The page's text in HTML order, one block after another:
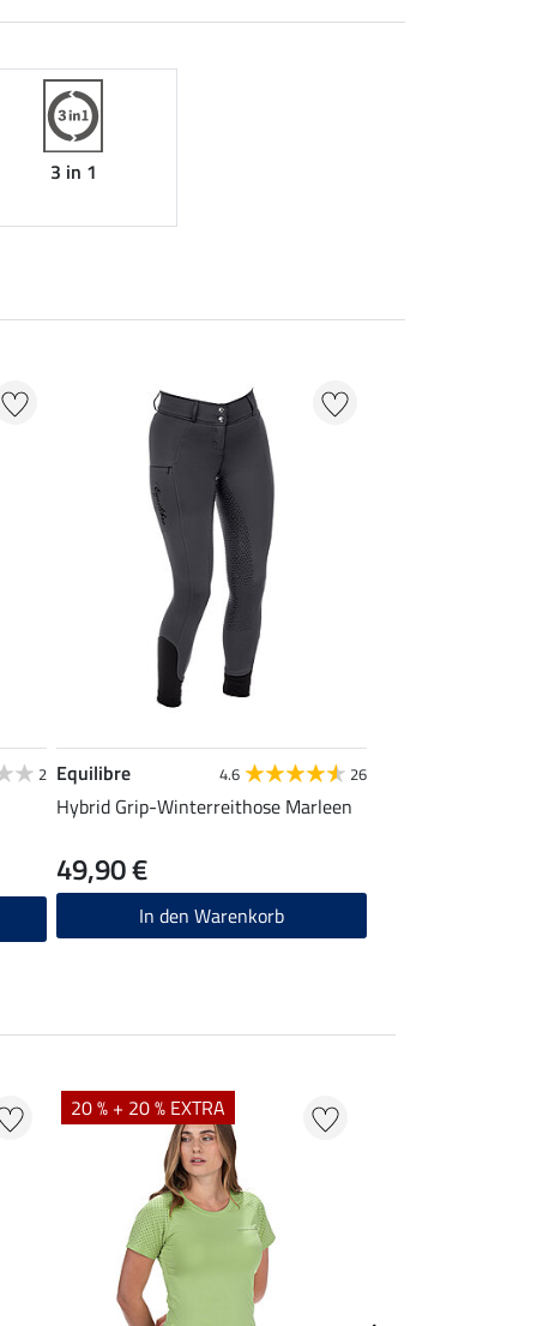
3 in 1
2 Equilibre 4.6 26
Hybrid Grip-Winterreithose Marleen
49,90 €
In den Warenkorb
20 % + 20 % EXTRA